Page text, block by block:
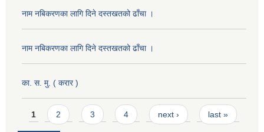
नाम नबिकरणका लागि दिने दस्तखतको ढाँचा ।
नाम नबिकरणका लागि दिने दस्तखतको ढाँचा ।
का. स. मु. ( करार )
Pages
1 2 3 4 next › last »